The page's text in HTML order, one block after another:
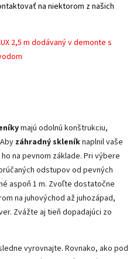
na niektorom z našich
majú odolnú konštrukciu,
záhradný skleníknaplnil vaše
na pevnom základe. Pri výbere
odstupov od pevných
aspoň 1 m. Zvoľte dostatočne
na juhovýchod až juhozápad,
Zvážte aj tieň dopadajúci zo
vyrovnajte. Rovnako, ako pod